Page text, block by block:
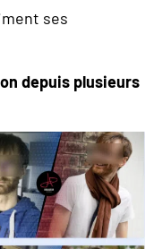
ses
depuis plusieurs